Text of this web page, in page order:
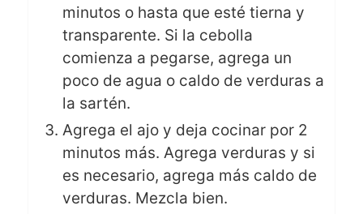
minutos o hasta que esté tierna y
transparente. Si la cebolla
comienza a pegarse, agrega un
poco de agua o caldo de verduras a
la sartén.
Agrega el ajo y deja cocinar por 2
minutos más. Agrega verduras y si
es necesario, agrega más caldo de
verduras. Mezcla bien.